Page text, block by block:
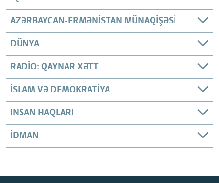
AZƏRBAYCAN-ERMƏNISTAN MÜNAQIŞƏSI
DÜNYA
RADIO: QAYNAR XƏTT
İSLAM VƏ DEMOKRATIYA
INSAN HAQLARI
İDMAN